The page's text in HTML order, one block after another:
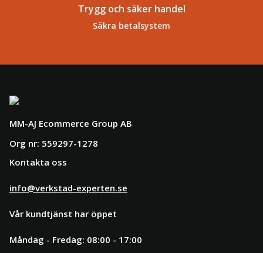
Trygg och säker handel
Säkra betalsystem
MM-AJ Ecommerce Group AB
Org nr: 559297-1278
Kontakta oss
info@verkstad-experten.se
Vår kundtjänst har öppet
Måndag - Fredag: 08:00 - 17:00